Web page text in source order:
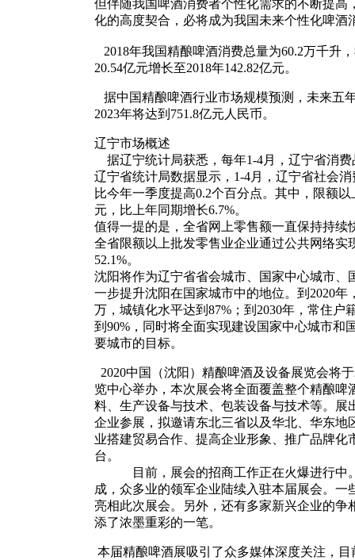
但伴随我国啤酒消费者个性化需求的不断提高
化的高度契合，必将成为我国未来个性化啤酒
2018年我国精酿啤酒消费总量为60.2万千升
20.54亿元增长至2018年142.82亿元。
据中国精酿啤酒行业市场规模预测，未来五
2023年将达到751.8亿元人民币。
辽宁市场概述
据辽宁统计局获悉，每年1-4月，辽宁省消
辽宁省统计局数据显示，1-4月，辽宁省社会
比今年一季度提高0.2个百分点。其中，限额
元，比上年同期增长6.7%。
值得一提的是，全省网上零售额一直保持持续
全省限额以上批发零售业企业通过公共网络实
52.1%。
沈阳将作为辽宁省省会城市、国家中心城市、
一步提升沈阳在国家城市中的地位。到2020年
万，城镇化水平达到87%；到2030年，常住户
到90%，同时将全面实现建设国家中心城市和
要城市的目标。
2020中国（沈阳）精酿啤酒及设备展览会将
览中心举办，本次展会将全面覆盖整个精酿啤
料、生产设备与技术、包装设备与技术等。展
企业参展，拟邀请东北三省以及华北、华东地
业搭建贸易合作、提高企业形象、推广品牌化
台。
目前，展会的招商工作正在火爆进行中。
成，众多业的领军企业陆续入驻本届展会。一
亮相此次展会。另外，还有多家新兴企业的争
添了浓墨重彩的一笔。
本届精酿啤酒展吸引了众多媒体深度关注，